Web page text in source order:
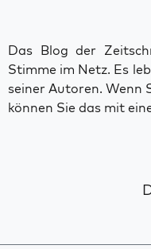
Das Blog der
Stimme im Netz. Es
seiner Autoren. Wenn
können Sie das mit